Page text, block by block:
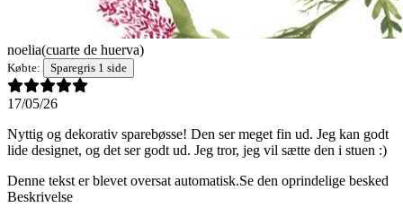
noelia(cuarte de huerva)
Købte: Sparegris 1 side
17/05/26
Nyttig og dekorativ sparebøsse! Den ser meget fin ud. Jeg kan godt
lide designet, og det ser godt ud. Jeg tror, jeg vil sætte den i stuen :)
Denne tekst er blevet oversat automatisk.Se den oprindelige besked
Beskrivelse